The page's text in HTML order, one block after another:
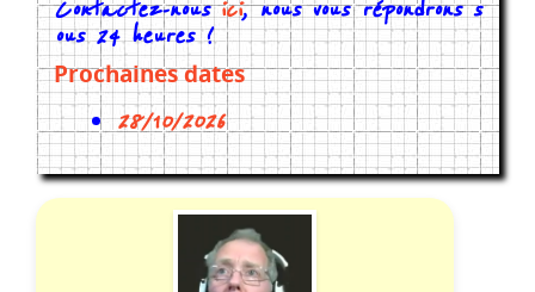
Contactez-nousici, nous vous répondrons s
ous 24 heures !
Prochaines dates
28/10/2026